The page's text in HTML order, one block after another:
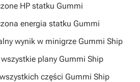
HP statku Gummi
energia statku Gummi
wynik w minigrze Gummi Ship
plany Gummi Ship
części Gummi Ship